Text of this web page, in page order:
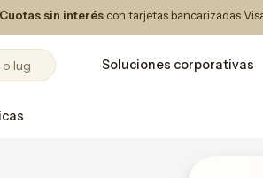
sin interés con tarjetas bancarizadas
Soluciones corporativas